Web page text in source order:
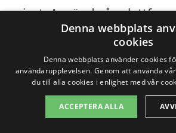
priset. Använd vår
din husbesiktning effektiv
kostnadseffektiv!
Få 3 erbjudanden, gratis
förpliktelser
Denna webbplats
cookies
Denna webbplats använder cookies
användarupplevelsen. Genom att använda
du till alla cookies i enlighet med vår
ACCEPTERA ALLA